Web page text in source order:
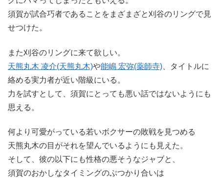
須賀が試合巧者であることをまざまざと刈谷のリングで見
せつけた。
また刈谷のリングに来て欲しい。
天熊丸木 凌介(天熊丸木)や能嶋 宏弥(薬師寺) 、タイトルに
絡める実力者が近い階級にいる。
力を試すとして、須賀にとっても悪い話ではないようにも
思える。
何より可愛がっている若いボクサーの敗戦を見つめる
天熊丸木の目がそれを望んでいるようにも見えた。
そして、彼の以下にも性格の悪そうなジャブと、
須賀のおかしなタイミングのぶつかり合いは